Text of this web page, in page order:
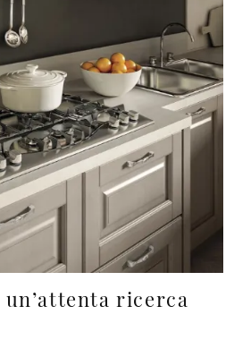
ricerca